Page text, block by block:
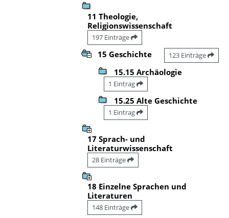
11 Theologie,
Religionswissenschaft
197 Einträge
15 Geschichte 123 Einträge
15.15 Archäologie
1 Eintrag
15.25 Alte Geschichte
1 Eintrag
17 Sprach- und
Literaturwissenschaft
28 Einträge
18 Einzelne Sprachen und
Literaturen
148 Einträge